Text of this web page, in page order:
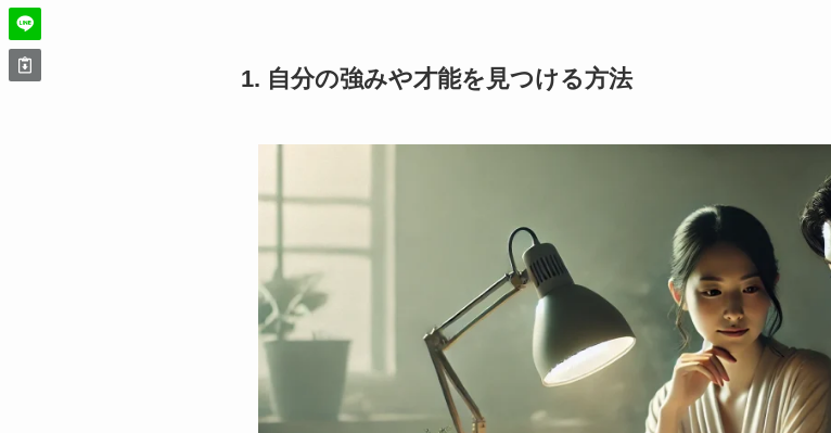
1. 自分の強みや才能を見つける方法